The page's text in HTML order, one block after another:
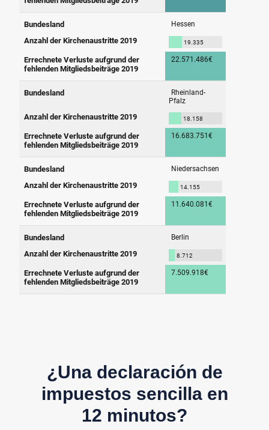
¿Una declaración de
impuestos sencilla en
12 minutos?